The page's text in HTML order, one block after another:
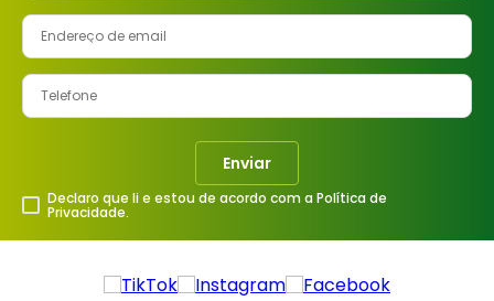
Enviar
Declaro que li e estou de acordo com a Política de
Privacidade.